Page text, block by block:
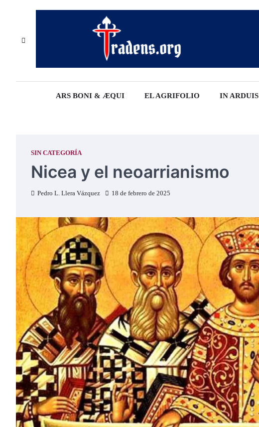
ARS BONI & ÆQUI EL AGRIFOLIO IN ARDUIS
SIN CATEGORÍA
Nicea y el neoarrianismo
Pedro L. Llera Vázquez 18 de febrero de 2025